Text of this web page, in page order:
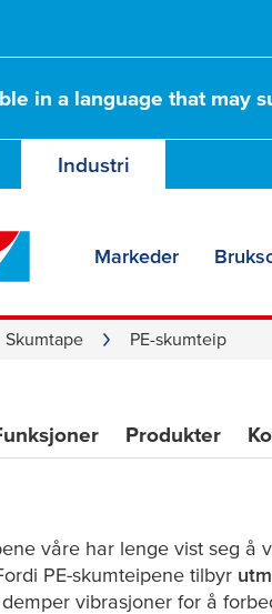
in a language that may
Industri
Markeder
Skumtape PE-skumteip
Produkter
våre har lenge vist seg
PE-skumteipene tilbyr
vibrasjoner for å